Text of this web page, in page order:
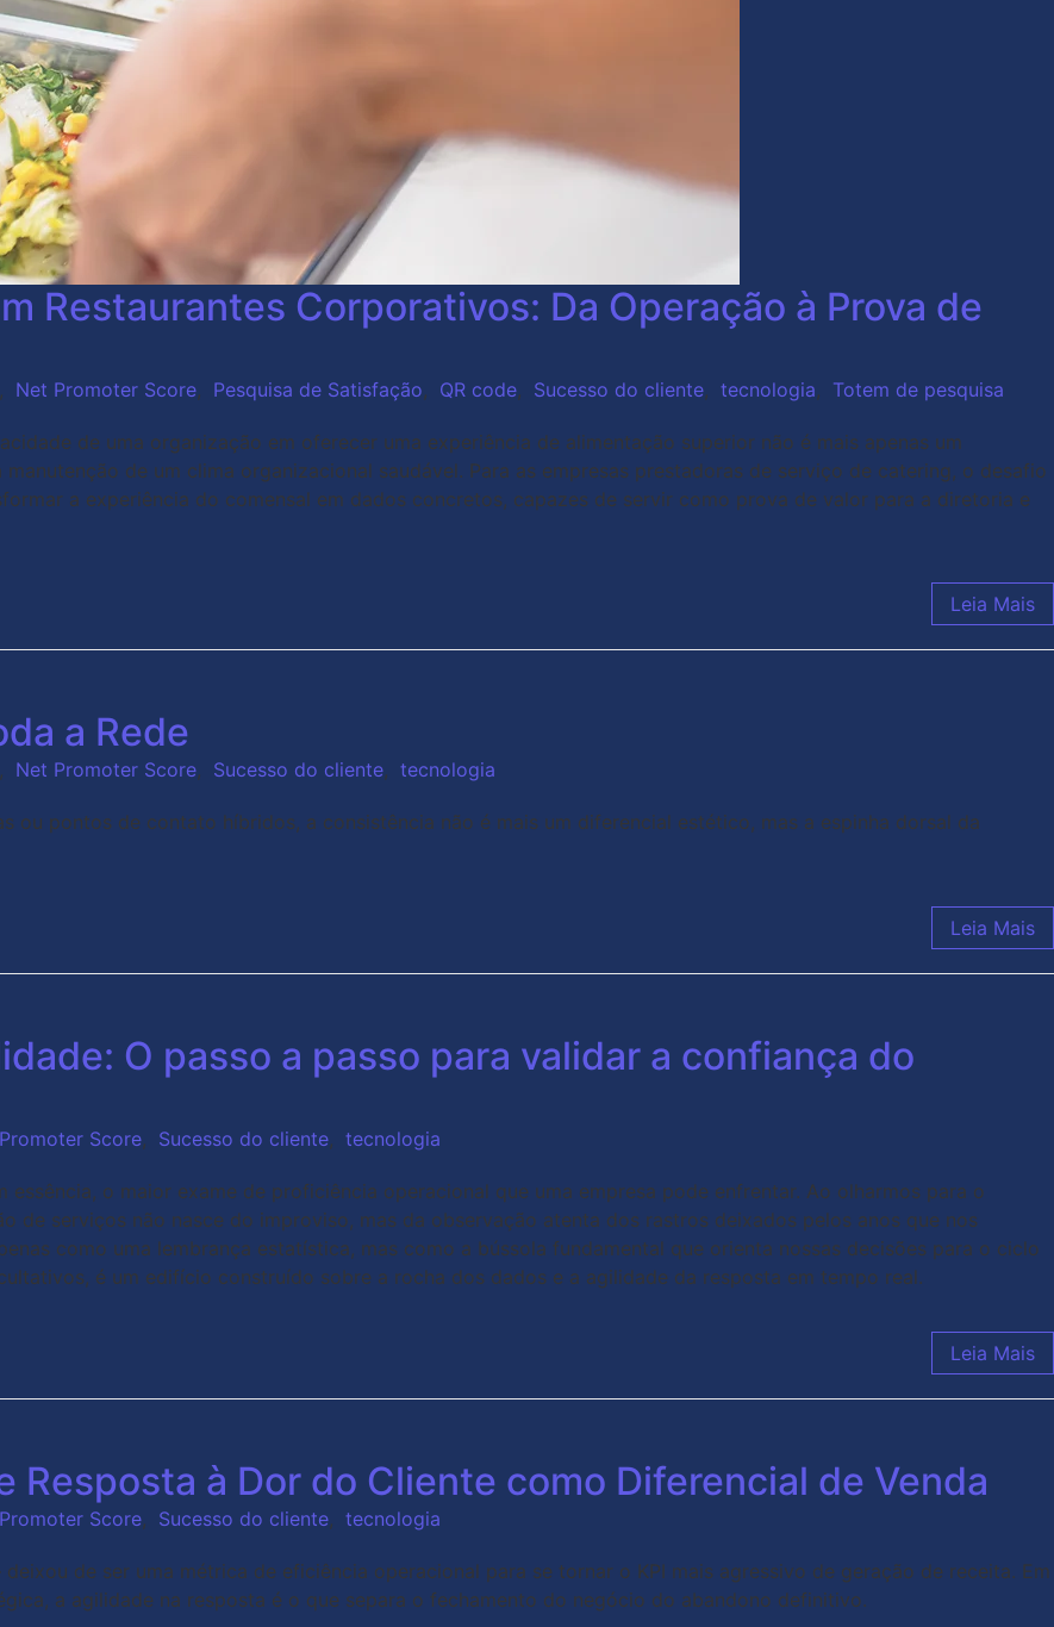
Restaurantes Corporativos: Da Operação à Prova de
, Net Promoter Score, Pesquisa de Satisfação, QR code, Sucesso do cliente, tecnologia, Totem de pesquisa
de uma organização em oferecer uma experiência de alimentação superior não é mais apenas um
de um clima organizacional saudável. Para as empresas prestadoras de serviço de catering, o desafio
a experiência do comensal em dados concretos, capazes de servir como prova de valor para a diretoria e
Leia Mais
a Rede
, Net Promoter Score, Sucesso do cliente, tecnologia
ou pontos de contato híbridos, a consistência não é mais um diferencial estético, mas a espinha dorsal da
Leia Mais
O passo a passo para validar a confiança do
Score, Sucesso do cliente, tecnologia
essência, o maior exame de proficiência operacional que uma empresa pode enfrentar. Ao olharmos para o
de serviços não nasce do improviso, mas da observação atenta dos rastros deixados pelos anos que nos
como uma lembrança estatística, mas como a bússola fundamental que orienta nossas decisões para o ciclo
é um edifício construído sobre a rocha dos dados e a agilidade da resposta em tempo real.
Leia Mais
Resposta à Dor do Cliente como Diferencial de Venda
Score, Sucesso do cliente, tecnologia
de ser uma métrica de eficiência operacional para se tornar o KPI mais agressivo de geração de receita. Em
a agilidade na resposta é o que separa o fechamento do negócio do abandono definitivo.